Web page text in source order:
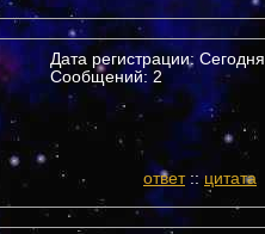
Дата регистрации: Сегодня
Сообщений: 2
ответ::цитата